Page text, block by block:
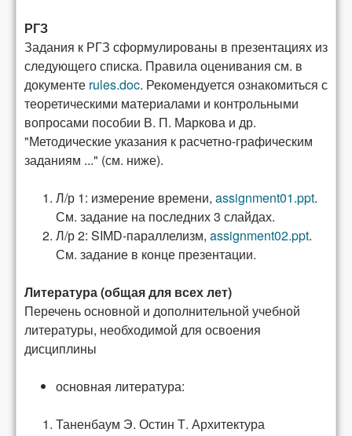
РГЗ
Задания к РГЗ сформулированы в презентациях из
следующего списка. Правила оценивания см. в
документе rules.doc. Рекомендуется ознакомиться с
теоретическими материалами и контрольными
вопросами пособии В. П. Маркова и др.
"Методические указания к расчетно-графическим
заданиям ..." (см. ниже).
Л/р 1: измерение времени, assignment01.ppt.
См. задание на последних 3 слайдах.
Л/р 2: SIMD-параллелизм, assignment02.ppt.
См. задание в конце презентации.
Литература (общая для всех лет)
Перечень основной и дополнительной учебной
литературы, необходимой для освоения
дисциплины
основная литература:
Таненбаум Э. Остин Т. Архитектура